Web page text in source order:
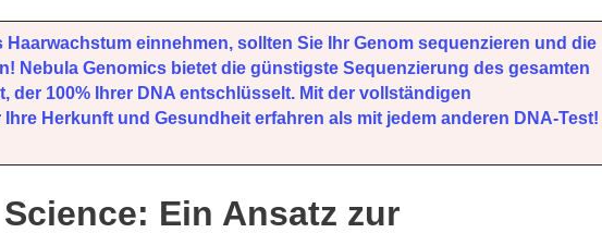
einnehmen, sollten Sie Ihr Genom sequenzieren und die
Nebula Genomics bietet die günstigste Sequenzierung des gesamten
der 100% Ihrer DNA entschlüsselt. Mit der vollständigen
Herkunft und Gesundheit erfahren als mit jedem anderen DNA-Test!
Ein Ansatz zur